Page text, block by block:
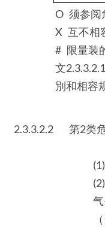
O 须参阅
X 互不相
# 限量装
文
別和相容
2.3.3.2.2 第2类